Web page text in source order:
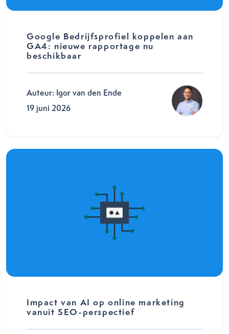
Google Bedrijfsprofiel koppelen aan
GA4: nieuwe rapportage nu
beschikbaar
Auteur: Igor van den Ende
19 juni 2026
Impact van AI op online marketing
vanuit SEO-perspectief